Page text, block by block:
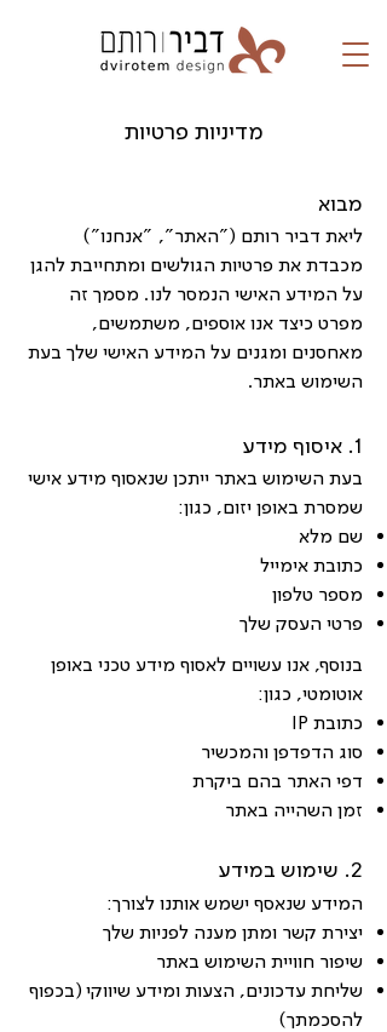
מדיניות פרטיות
מבוא
ליאת דביר רותם ("האתר", "אנחנו")
מכבדת את פרטיות הגולשים ומתחייבת להגן
על המידע האישי הנמסר לנו. מסמך זה
מפרט כיצד אנו אוספים, משתמשים,
מאחסנים ומגנים על המידע האישי שלך בעת
השימוש באתר.
1. איסוף מידע
בעת השימוש באתר ייתכן שנאסוף מידע אישי
שמסרת באופן יזום, כגון:
שם מלא
כתובת אימייל
מספר טלפון
פרטי העסק שלך
בנוסף, אנו עשויים לאסוף מידע טכני באופן
אוטומטי, כגון:
כתובת IP
סוג הדפדפן והמכשיר
דפי האתר בהם ביקרת
זמן השהייה באתר
2. שימוש במידע
המידע שנאסף ישמש אותנו לצורך:
יצירת קשר ומתן מענה לפניות שלך
שיפור חוויית השימוש באתר
שליחת עדכונים, הצעות ומידע שיווקי (בכפוף
להסכמתך)